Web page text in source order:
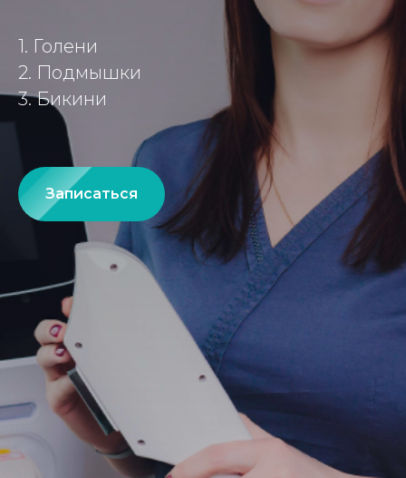
1. Голени
2. Подмышки
3. Бикини
Записаться